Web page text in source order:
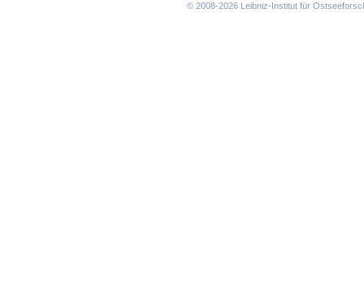
© 2008-2026 Leibniz-Institut für